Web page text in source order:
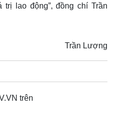
Công nghệ
Sành điệu
lao động”, đồng chí Trần
Trần Lượng
trên